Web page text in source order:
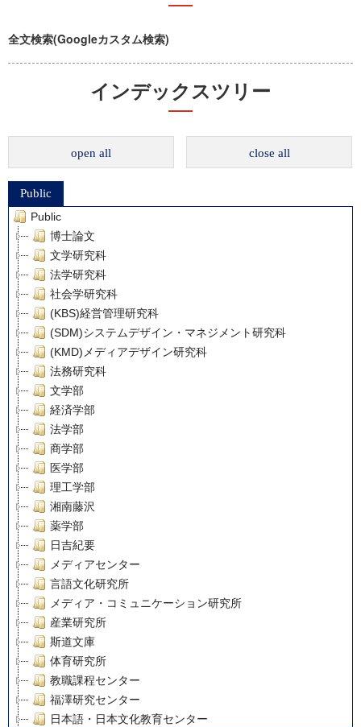
全文検索(Googleカスタム検索)
インデックスツリー
open all close all
Public
Public
博士論文
文学研究科
法学研究科
社会学研究科
(KBS)経営管理研究科
(SDM)システムデザイン・マネジメント研究科
(KMD)メディアデザイン研究科
法務研究科
文学部
経済学部
法学部
商学部
医学部
理工学部
湘南藤沢
薬学部
日吉紀要
メディアセンター
言語文化研究所
メディア・コミュニケーション研究所
産業研究所
斯道文庫
体育研究所
教職課程センター
福澤研究センター
日本語・日本文化教育センター